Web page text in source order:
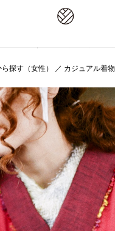
探す（女性） ／ カジュアル着物